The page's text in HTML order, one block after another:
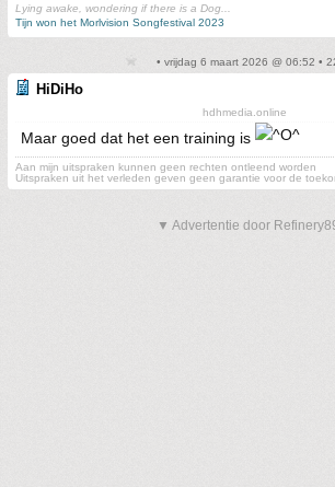
Lying awake, wondering if there is a Dog...
Tijn won het Morlvision Songfestival 2023
• vrijdag 6 maart 2026 @ 06:52 •
HiDiHo
hdhmedia.online
Maar goed dat het een training is
Aan mijn uitspraken kunnen geen rechten ontleend worden
Uitspraken uit het verleden geven geen garantie voor de
▼ Advertentie door